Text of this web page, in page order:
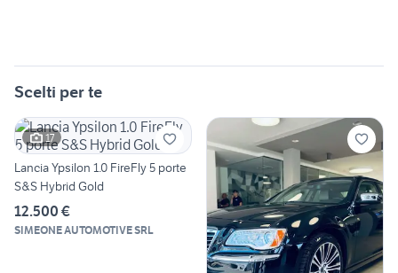
Scelti per te
17
Lancia Ypsilon 1.0 FireFly 5 porte
S&S Hybrid Gold
12.500 €
SIMEONE AUTOMOTIVE SRL